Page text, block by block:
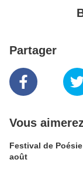
Partager
Vous
Festival de
août